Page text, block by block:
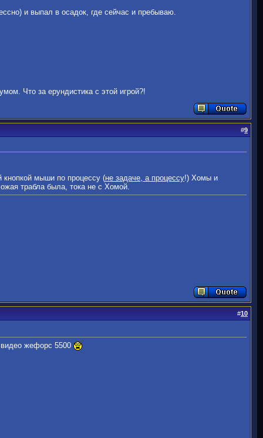
и выпал в осадок, где сейчас и пребываю.
Что за ерундистика с этой игрой?!
#9
кнопкой мыши по процессу (не задаче, а процессу!) Хомы и
трабла была, тока не с Хомой.
#10
жефорс 5500